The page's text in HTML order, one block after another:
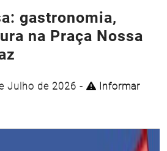
gastronomia,
na Praça Nossa
Julho de 2026 -
Informar